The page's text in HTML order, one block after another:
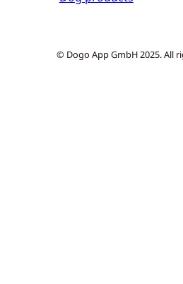
© Dogo App GmbH 2025. All